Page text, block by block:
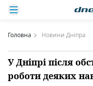
Головна Новини Дніпра
У Дніпрі після
роботи деяких